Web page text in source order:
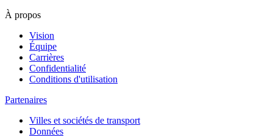
À propos
Vision
Équipe
Carrières
Confidentialité
Conditions d'utilisation
Partenaires
Villes et sociétés de transport
Données